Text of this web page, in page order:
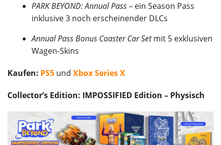
PARK BEYOND: Annual Pass– ein Season Pass
inklusive 3 noch erscheinender DLCs
Annual Pass Bonus Coaster Car Setmit 5 exklusiven
Wagen-Skins
Kaufen: PS5 und Xbox Series X
Collector’s Edition: IMPOSSIFIED Edition – Physisch